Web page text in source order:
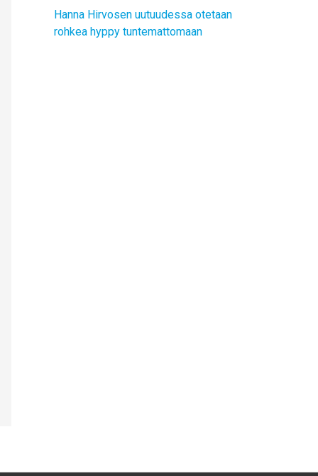
Hanna Hirvosen uutuudessa otetaan
rohkea hyppy tuntemattomaan